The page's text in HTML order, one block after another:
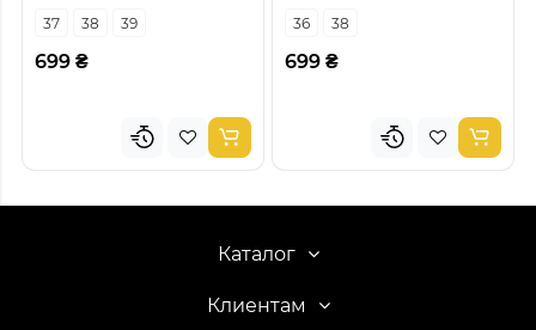
37
38 39
699 ₴
36
38
699 ₴
Каталог
Клиентам